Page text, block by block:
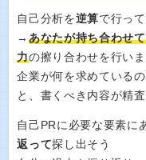
自己分析を逆算で行っ
→ あなたが持ち合わせ
力の擦り合わせを行いま
企業が何を求めている
と、書くべき内容が精
自己PRに必要な要素
返って探し出そう